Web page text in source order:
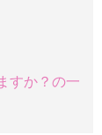
すか？の一